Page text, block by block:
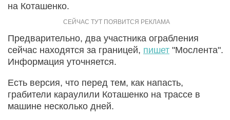
на Коташенко.
Предварительно, два участника ограбления
сейчас находятся за границей, пишет "Мослента".
Информация уточняется.
Есть версия, что перед тем, как напасть,
грабители караулили Коташенко на трассе в
машине несколько дней.